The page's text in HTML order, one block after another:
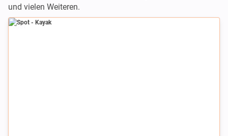
und vielen Weiteren.
Spot